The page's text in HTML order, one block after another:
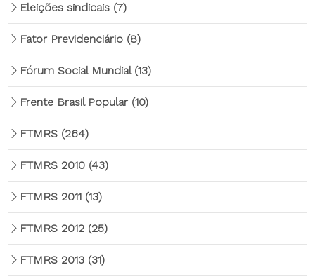
Eleições sindicais (7)
Fator Previdenciário (8)
Fórum Social Mundial (13)
Frente Brasil Popular (10)
FTMRS (264)
FTMRS 2010 (43)
FTMRS 2011 (13)
FTMRS 2012 (25)
FTMRS 2013 (31)